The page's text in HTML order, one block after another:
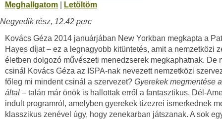
Meghallgatom
Letöltöm
Negyedik rész, 12.42 perc
Kovács Géza 2014 januárjában New Yorkban megkapta a
Hayes díjat – ez a legnagyobb kitüntetés, amit a nemzetközi
életben dolgozó művészeti menedzserek megkaphatnak. De
csinál Kovács Géza az ISPA-nak nevezett nemzetközi
főleg mi mindent csinál a szervezet? Gyerekek megmentése
által – talán már önök is hallottak erről a fantasztikus, Dél-
indult programról, amelyben gyerekek tízezrei ismerkednek
klasszikus zenével úgy, hogy zenekarban játszanak. A sok